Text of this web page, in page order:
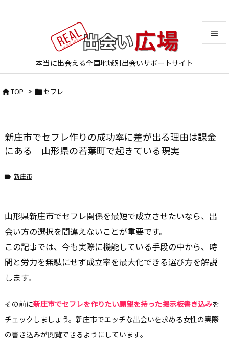
本当に出会える全国地域別出会いサポートサイト


TOP > セフレ
新庄市でセフレ作りの成功率に差が出る理由は課金
にある 山形県の若葉町で起きている現実
 新庄市
山形県新庄市でセフレ関係を最短で成立させたいなら、出
会い方の選択を間違えないことが重要です。
この記事では、今も実際に機能している手段の中から、時
間と労力を無駄にせず成立率を最大化できる選び方を解説
します。
その前に新庄市でセフレを作りたい願望を持った掲示板書き込みを
チェックしましょう。新庄市でエッチな出会いを求める女性の実際
の書き込みが閲覧できるようにしています。